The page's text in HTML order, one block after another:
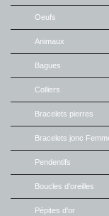
Oeufs
Animaux
Bagues
Colliers
Bracelets pierres
Bracelets jonc
Pendentifs
Boucles d'oreilles
Pépites d'or